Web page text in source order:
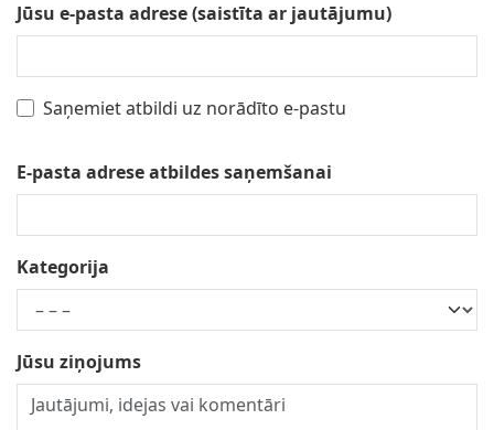
Jūsu e-pasta adrese (saistīta ar jautājumu)
Saņemiet atbildi uz norādīto e-pastu
E-pasta adrese atbildes saņemšanai
Kategorija
Jūsu ziņojums